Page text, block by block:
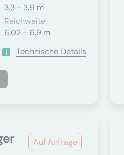
3,3 - 3,9 m
Reichweite
6,02 - 6,9 m
Technische Details
Auf Anfrage